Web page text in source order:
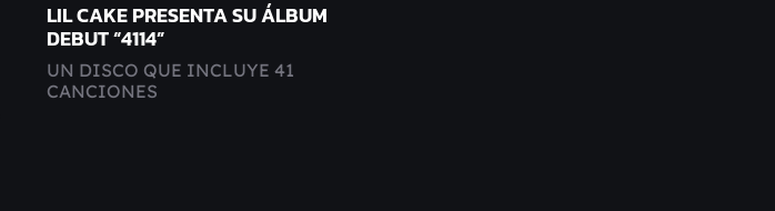
LIL CAKE PRESENTA SU ÁLBUM
DEBUT “4114”
UN DISCO QUE INCLUYE 41
CANCIONES